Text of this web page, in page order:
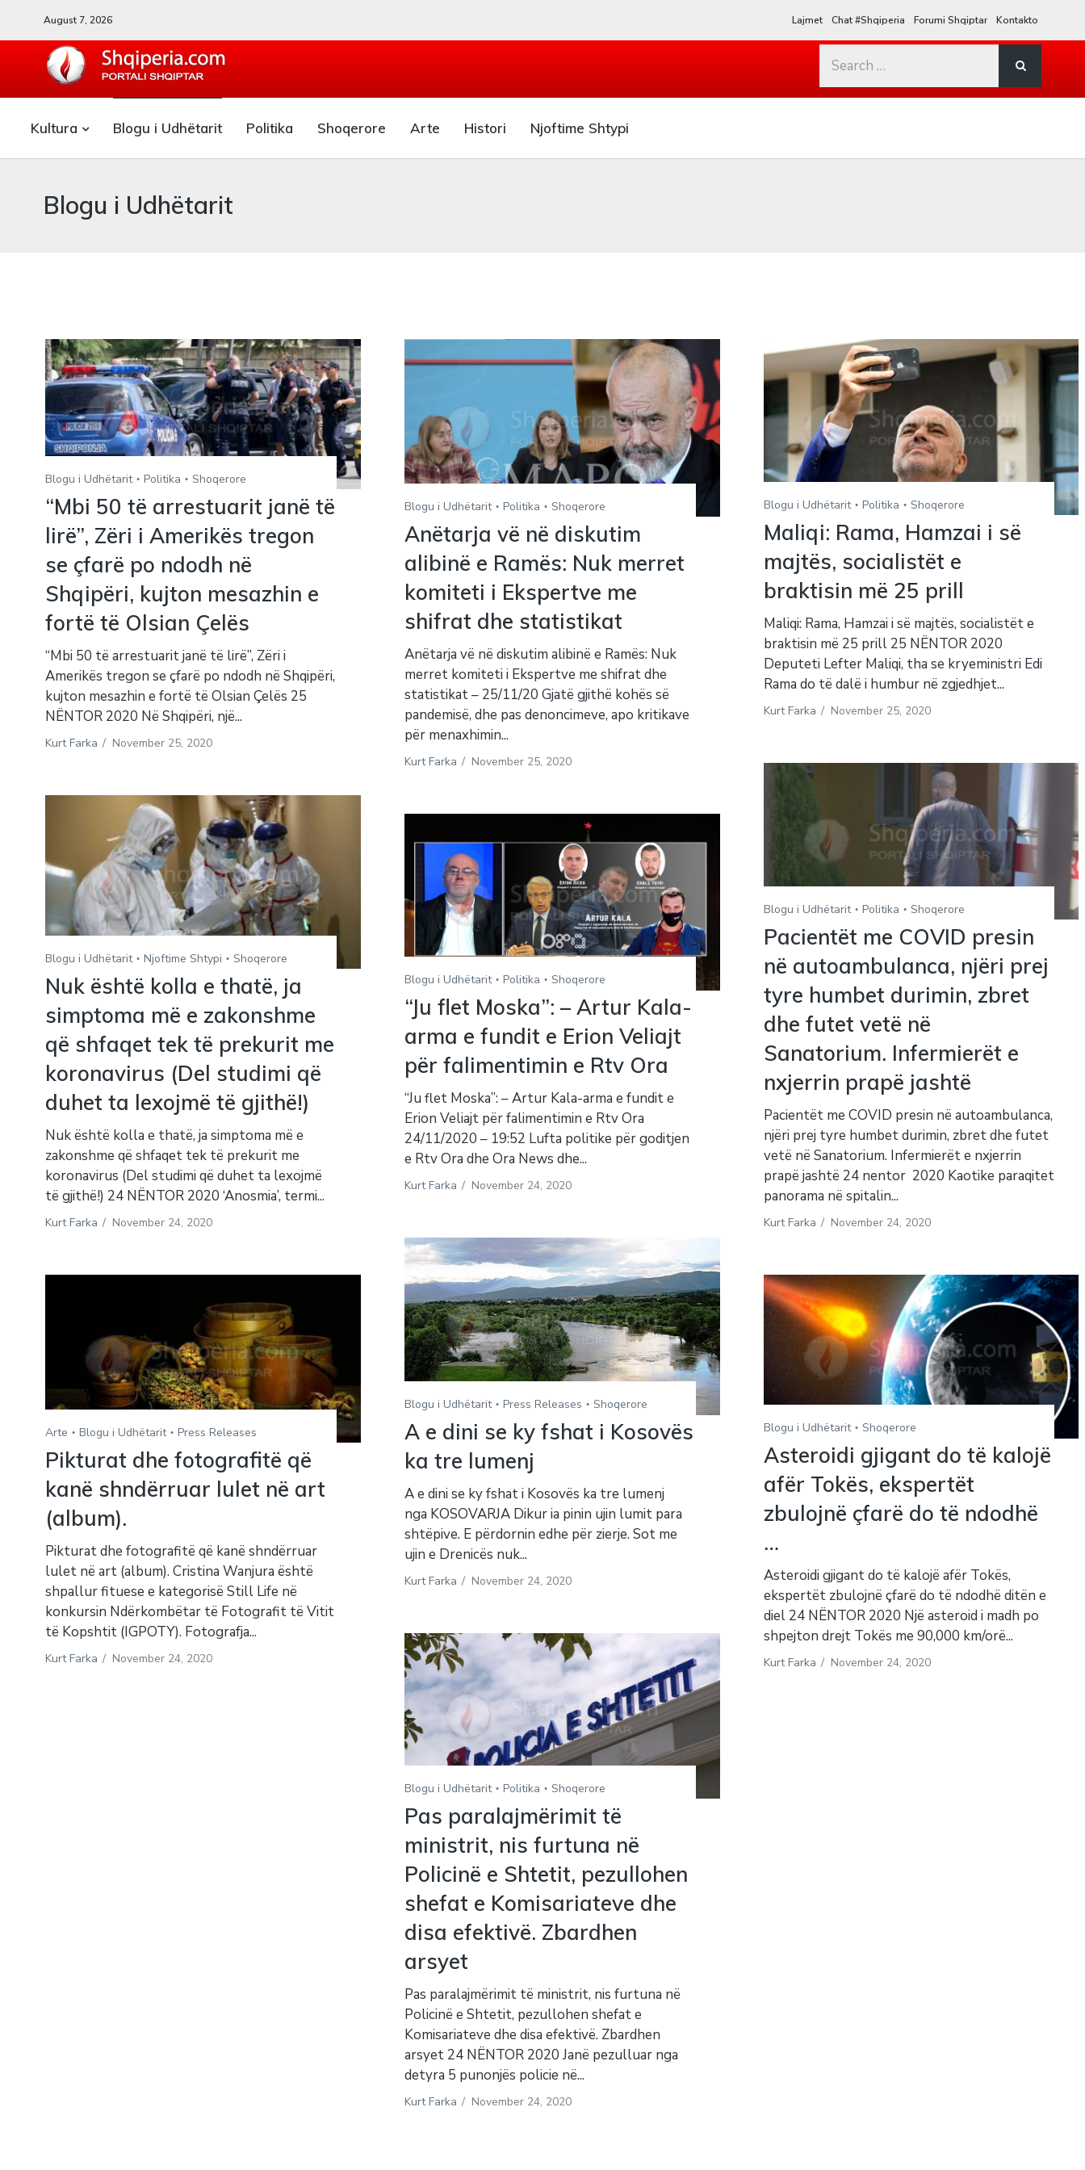
August 7, 2026 Lajmet Chat #Shqiperia Forumi Shqiptar Kontakto
Search
Kultura Blogu i Udhëtarit Politika Shoqerore Arte Histori Njoftime Shtypi
Blogu i Udhëtarit
Blogu i Udhëtarit Politika Shoqerore
“Mbi 50 të arrestuarit janë të
lirë”, Zëri i Amerikës tregon
se çfarë po ndodh në
Shqipëri, kujton mesazhin e
fortë të Olsian Çelës
“Mbi 50 të arrestuarit janë të lirë”, Zëri i
Amerikës tregon se çfarë po ndodh në Shqipëri,
kujton mesazhin e fortë të Olsian Çelës 25
NËNTOR 2020 Në Shqipëri, një...
Kurt Farka / November 25, 2020
Blogu i Udhëtarit Politika Shoqerore
Anëtarja vë në diskutim
alibinë e Ramës: Nuk merret
komiteti i Ekspertve me
shifrat dhe statistikat
Anëtarja vë në diskutim alibinë e Ramës: Nuk
merret komiteti i Ekspertve me shifrat dhe
statistikat – 25/11/20 Gjatë gjithë kohës së
pandemisë, dhe pas denoncimeve, apo kritikave
për menaxhimin...
Kurt Farka / November 25, 2020
Blogu i Udhëtarit Politika Shoqerore
Maliqi: Rama, Hamzai i së
majtës, socialistët e
braktisin më 25 prill
Maliqi: Rama, Hamzai i së majtës, socialistët e
braktisin më 25 prill 25 NËNTOR 2020
Deputeti Lefter Maliqi, tha se kryeministri Edi
Rama do të dalë i humbur në zgjedhjet...
Kurt Farka / November 25, 2020
Blogu i Udhëtarit Politika Shoqerore
Pacientët me COVID presin
në autoambulanca, njëri prej
tyre humbet durimin, zbret
dhe futet vetë në
Sanatorium. Infermierët e
nxjerrin prapë jashtë
Pacientët me COVID presin në autoambulanca,
njëri prej tyre humbet durimin, zbret dhe futet
vetë në Sanatorium. Infermierët e nxjerrin
prapë jashtë 24 nentor 2020 Kaotike paraqitet
panorama në spitalin...
Kurt Farka / November 24, 2020
Blogu i Udhëtarit Njoftime Shtypi Shoqerore
Nuk është kolla e thatë, ja
simptoma më e zakonshme
që shfaqet tek të prekurit me
koronavirus (Del studimi që
duhet ta lexojmë të gjithë!)
Nuk është kolla e thatë, ja simptoma më e
zakonshme që shfaqet tek të prekurit me
koronavirus (Del studimi që duhet ta lexojmë
të gjithë!) 24 NËNTOR 2020 ‘Anosmia’, termi...
Kurt Farka / November 24, 2020
Blogu i Udhëtarit Politika Shoqerore
“Ju flet Moska”: – Artur Kala-
arma e fundit e Erion Veliajt
për falimentimin e Rtv Ora
“Ju flet Moska”: – Artur Kala-arma e fundit e
Erion Veliajt për falimentimin e Rtv Ora
24/11/2020 – 19:52 Lufta politike për goditjen
e Rtv Ora dhe Ora News dhe...
Kurt Farka / November 24, 2020
Blogu i Udhëtarit Press Releases Shoqerore
A e dini se ky fshat i Kosovës
ka tre lumenj
A e dini se ky fshat i Kosovës ka tre lumenj
nga KOSOVARJA Dikur ia pinin ujin lumit para
shtëpive. E përdornin edhe për zierje. Sot me
ujin e Drenicës nuk...
Kurt Farka / November 24, 2020
Arte Blogu i Udhëtarit Press Releases
Pikturat dhe fotografitë që
kanë shndërruar lulet në art
(album).
Pikturat dhe fotografitë që kanë shndërruar
lulet në art (album). Cristina Wanjura është
shpallur fituese e kategorisë Still Life në
konkursin Ndërkombëtar të Fotografit të Vitit
të Kopshtit (IGPOTY). Fotografja...
Kurt Farka / November 24, 2020
Blogu i Udhëtarit Shoqerore
Asteroidi gjigant do të kalojë
afër Tokës, ekspertët
zbulojnë çfarë do të ndodhë
…
Asteroidi gjigant do të kalojë afër Tokës,
ekspertët zbulojnë çfarë do të ndodhë ditën e
diel 24 NËNTOR 2020 Një asteroid i madh po
shpejton drejt Tokës me 90,000 km/orë...
Kurt Farka / November 24, 2020
Blogu i Udhëtarit Politika Shoqerore
Pas paralajmërimit të
ministrit, nis furtuna në
Policinë e Shtetit, pezullohen
shefat e Komisariateve dhe
disa efektivë. Zbardhen
arsyet
Pas paralajmërimit të ministrit, nis furtuna në
Policinë e Shtetit, pezullohen shefat e
Komisariateve dhe disa efektivë. Zbardhen
arsyet 24 NËNTOR 2020 Janë pezulluar nga
detyra 5 punonjës policie në...
Kurt Farka / November 24, 2020